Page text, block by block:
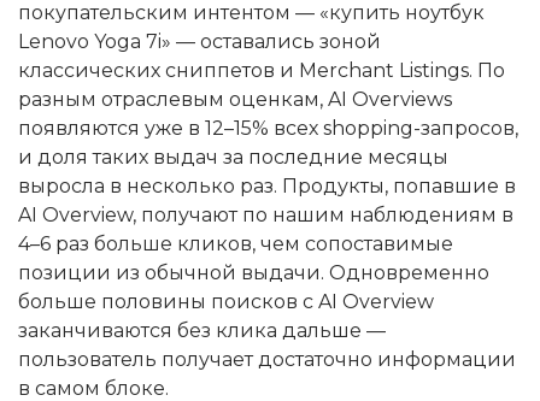
покупательским интентом — «купить ноутбук
Lenovo Yoga 7i» — оставались зоной
классических сниппетов и Merchant Listings. По
разным отраслевым оценкам, AI Overviews
появляются уже в 12–15% всех shopping-запросов,
и доля таких выдач за последние месяцы
выросла в несколько раз. Продукты, попавшие в
AI Overview, получают по нашим наблюдениям в
4–6 раз больше кликов, чем сопоставимые
позиции из обычной выдачи. Одновременно
больше половины поисков с AI Overview
заканчиваются без клика дальше —
пользователь получает достаточно информации
в самом блоке.